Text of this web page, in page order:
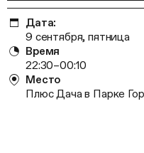
Дата:
9 сентября, пятница
Время
22:30–00:10
Место
Плюс Дача в Парке